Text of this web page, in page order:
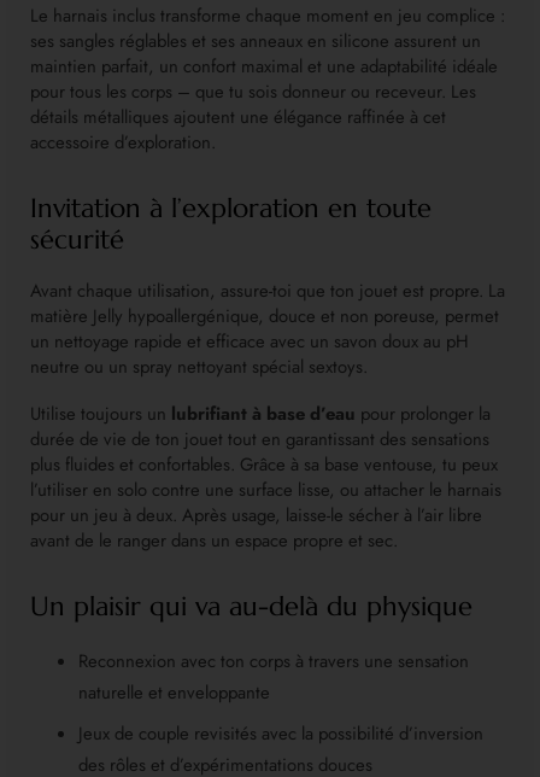
Le harnais inclus transforme chaque moment en jeu complice :
ses sangles réglables et ses anneaux en silicone assurent un
maintien parfait, un confort maximal et une adaptabilité idéale
pour tous les corps – que tu sois donneur ou receveur. Les
détails métalliques ajoutent une élégance raffinée à cet
accessoire d’exploration.
Invitation à l’exploration en toute
sécurité
Avant chaque utilisation, assure-toi que ton jouet est propre. La
matière Jelly hypoallergénique, douce et non poreuse, permet
un nettoyage rapide et efficace avec un savon doux au pH
neutre ou un spray nettoyant spécial sextoys.
Utilise toujours un lubrifiant à base d’eau pour prolonger la
durée de vie de ton jouet tout en garantissant des sensations
plus fluides et confortables. Grâce à sa base ventouse, tu peux
l’utiliser en solo contre une surface lisse, ou attacher le harnais
pour un jeu à deux. Après usage, laisse-le sécher à l’air libre
avant de le ranger dans un espace propre et sec.
Un plaisir qui va au-delà du physique
Reconnexion avec ton corps à travers une sensation
naturelle et enveloppante
Jeux de couple revisités avec la possibilité d’inversion
des rôles et d’expérimentations douces